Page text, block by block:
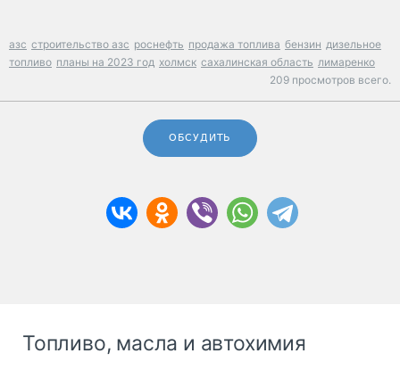
азс строительство азс роснефть продажа топлива бензин дизельное
топливо планы на 2023 год холмск сахалинская область лимаренко
209 просмотров всего.
ОБСУДИТЬ
Топливо, масла и автохимия